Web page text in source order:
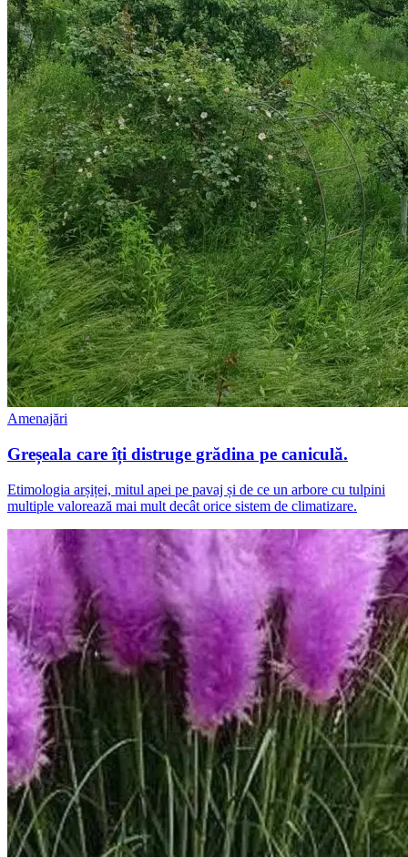
Amenajări
Greșeala care îți distruge grădina pe caniculă.
Etimologia arșiței, mitul apei pe pavaj și de ce un arbore cu tulpini
multiple valorează mai mult decât orice sistem de climatizare.